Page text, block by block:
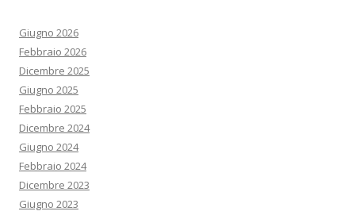
Giugno 2026
Febbraio 2026
Dicembre 2025
Giugno 2025
Febbraio 2025
Dicembre 2024
Giugno 2024
Febbraio 2024
Dicembre 2023
Giugno 2023